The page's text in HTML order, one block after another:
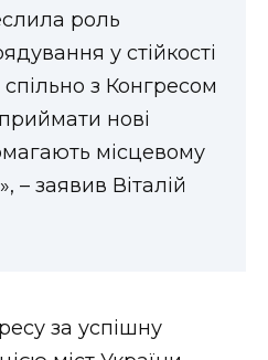
роль
у стійкості
з Конгресом
нові
місцевому
заявив Віталій
за успішну